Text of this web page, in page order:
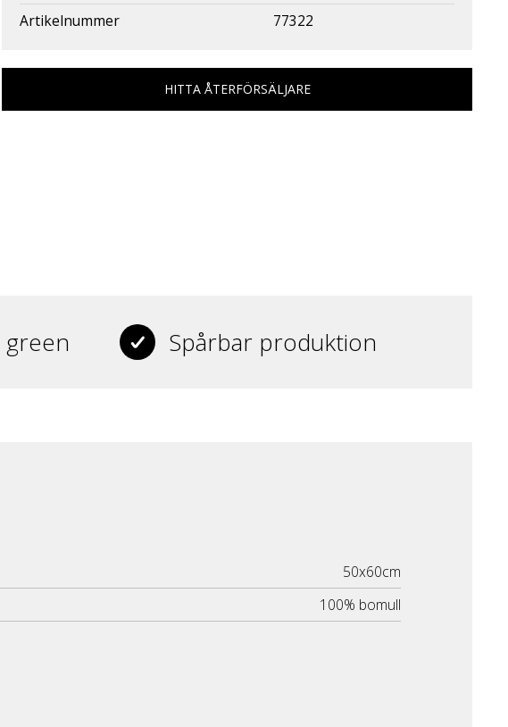
Artikelnummer
77322
HITTA ÅTERFÖRSÄLJARE
green Spårbar produktion
50x60cm
100% bomull